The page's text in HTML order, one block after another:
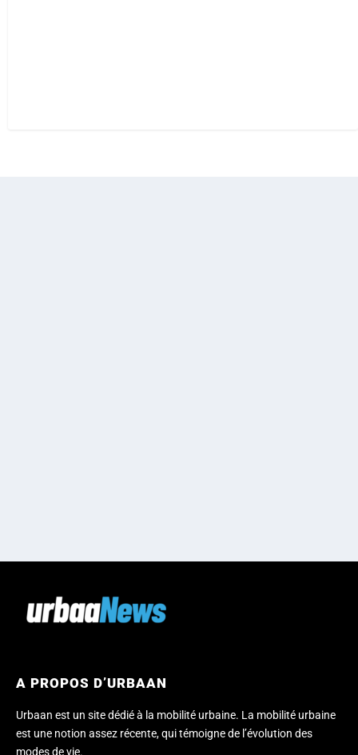
A PROPOS D’URBAAN
Urbaan est un site dédié à la mobilité urbaine. La mobilité urbaine
est une notion assez récente, qui témoigne de l’évolution des
modes de vie.